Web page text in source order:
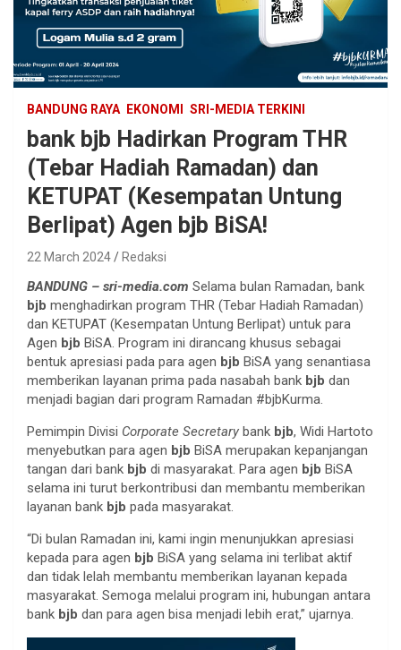
BANDUNG RAYA EKONOMI SRI-MEDIA TERKINI
bank bjb Hadirkan Program THR
(Tebar Hadiah Ramadan) dan
KETUPAT (Kesempatan Untung
Berlipat) Agen bjb BiSA!
22 March 2024 Redaksi
BANDUNG – sri-media.com Selama bulan Ramadan, bank
bjb menghadirkan program THR (Tebar Hadiah Ramadan)
dan KETUPAT (Kesempatan Untung Berlipat) untuk para
Agen bjb BiSA. Program ini dirancang khusus sebagai
bentuk apresiasi pada para agen bjb BiSA yang senantiasa
memberikan layanan prima pada nasabah bank bjb dan
menjadi bagian dari program Ramadan #bjbKurma.
Pemimpin Divisi Corporate Secretary bank bjb, Widi Hartoto
menyebutkan para agen bjb BiSA merupakan kepanjangan
tangan dari bank bjb di masyarakat. Para agen bjb BiSA
selama ini turut berkontribusi dan membantu memberikan
layanan bank bjb pada masyarakat.
“Di bulan Ramadan ini, kami ingin menunjukkan apresiasi
kepada para agen bjb BiSA yang selama ini terlibat aktif
dan tidak lelah membantu memberikan layanan kepada
masyarakat. Semoga melalui program ini, hubungan antara
bank bjb dan para agen bisa menjadi lebih erat,” ujarnya.